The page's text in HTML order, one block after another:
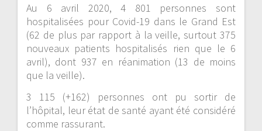
Au 6 avril 2020, 4 801 personnes sont
hospitalisées pour Covid-19 dans le Grand Est
(62 de plus par rapport à la veille, surtout 375
nouveaux patients hospitalisés rien que le 6
avril), dont 937 en réanimation (13 de moins
que la veille).
3 115 (+162) personnes ont pu sortir de
l’hôpital, leur état de santé ayant été considéré
comme rassurant.